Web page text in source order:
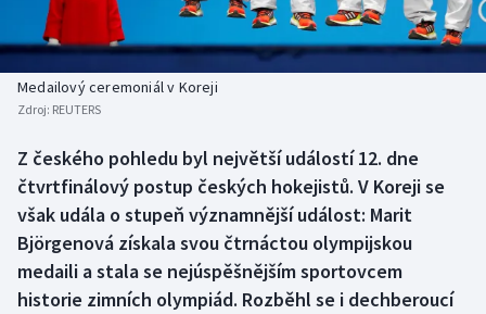
Basketbal
Biatlon
Box
Curling
Dostihy
Historické návraty
Aplikace ČT sport
Medailový ceremoniál v Koreji
Zdroj: REUTERS
Z českého pohledu byl největší událostí 12. dne
čtvrtfinálový postup českých hokejistů. V Koreji se
však udála o stupeň významnější událost: Marit
Björgenová získala svou čtrnáctou olympijskou
medaili a stala se nejúspěšnějším sportovcem
historie zimních olympiád. Rozběhl se i dechberoucí